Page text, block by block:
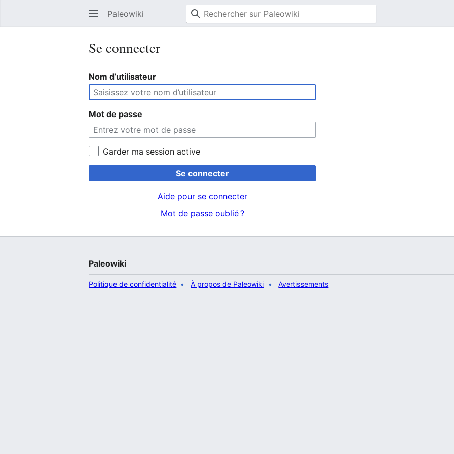
Paleowiki
Se connecter
Nom d’utilisateur
Mot de passe
Garder ma session active
Se connecter
Aide pour se connecter
Mot de passe oublié ?
Paleowiki
Politique de confidentialité À propos de Paleowiki Avertissements